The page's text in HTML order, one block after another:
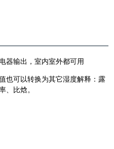
器输出，室内室外都可用
也可以转换为其它湿度解释：露
、比焓。